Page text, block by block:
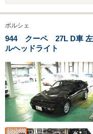
ポルシェ
944 クーペ 27L D車 左
ルヘッドライト